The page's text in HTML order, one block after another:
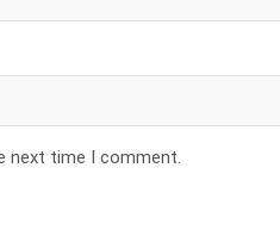
next time I comment.